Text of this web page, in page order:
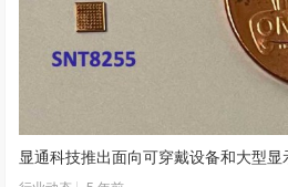
显通科技推出面向可穿戴设备和大型